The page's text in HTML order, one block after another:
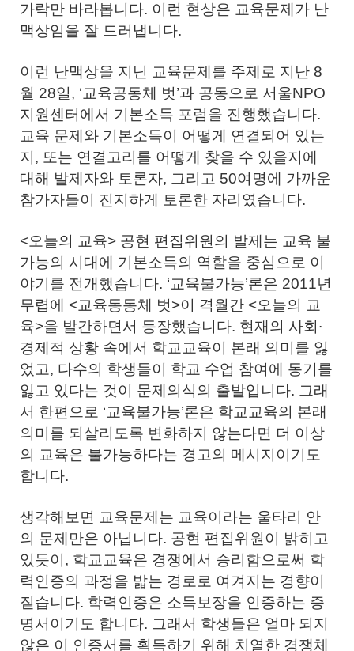
가락만 바라봅니다. 이런 현상은 교육문제가 난
맥상임을 잘 드러냅니다.
이런 난맥상을 지닌 교육문제를 주제로 지난 8
월 28일, ‘교육공동체 벗’과 공동으로 서울NPO
지원센터에서 기본소득 포럼을 진행했습니다.
교육 문제와 기본소득이 어떻게 연결되어 있는
지, 또는 연결고리를 어떻게 찾을 수 있을지에
대해 발제자와 토론자, 그리고 50여명에 가까운
참가자들이 진지하게 토론한 자리였습니다.
<오늘의 교육> 공현 편집위원의 발제는 교육 불
가능의 시대에 기본소득의 역할을 중심으로 이
야기를 전개했습니다. ‘교육불가능’론은 2011년
무렵에 <교육동동체 벗>이 격월간 <오늘의 교
육>을 발간하면서 등장했습니다. 현재의 사회∙
경제적 상황 속에서 학교교육이 본래 의미를 잃
었고, 다수의 학생들이 학교 수업 참여에 동기를
잃고 있다는 것이 문제의식의 출발입니다. 그래
서 한편으로 ‘교육불가능’론은 학교교육의 본래
의미를 되살리도록 변화하지 않는다면 더 이상
의 교육은 불가능하다는 경고의 메시지이기도
합니다.
생각해보면 교육문제는 교육이라는 울타리 안
의 문제만은 아닙니다. 공현 편집위원이 밝히고
있듯이, 학교교육은 경쟁에서 승리함으로써 학
력인증의 과정을 밟는 경로로 여겨지는 경향이
짙습니다. 학력인증은 소득보장을 인증하는 증
명서이기도 합니다. 그래서 학생들은 얼마 되지
않은 이 인증서를 획득하기 위해 치열한 경쟁체